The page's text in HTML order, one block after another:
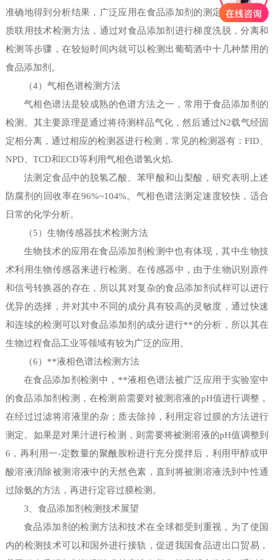
准确地得到分析结果，广泛应用在食品添加剂的测定中。利用色
质联用技术检测方法，通过对食品添加剂进行梯度洗脱，分离和
检测等步骤，在较短时间内就可以检测出葡萄酒中十几种禁用的
食品添加剂。
（4）气相色谱检测方法
气相色谱法是较成熟的色谱方法之一，常用于食品添加剂的
检测。其主要原理是通过将待测样品气化，然后通过N2载气经固
定相分离，通过相应的检测器进行检测，常见的检测器有：FID、
NPD、TCD和ECD等利用气相色谱氢火焰.
法测定食品中的脱氢乙酸、苯甲酸和山梨酸，研究表明上述
防腐剂的回收率在96%~104%。气相色谱法测定速度较快，适合
日常的化学分析。
（5）生物传感器技术检测方法
生物技术的应用在食品添加剂检测中也有体现，其中生物技
术利用生物传感器来进行检测。在传感器中，由于生物识别原件
和信号转换器的存在，所以其对复杂的食品添加剂试样可以进行
优异的选择，并对其中不同的成分具有较高的灵敏度，通过快速
和连续的检测可以对食品添加剂的成分进行**的分析，所以其在
生物过程食品工业等领域有较为广泛的应用。
（6）**液相色谱法检测方法
在食品添加剂检测中，**液相色谱法被广泛应用于实验室中
的食品添加剂检测，在检测前需要对被测溶液的pH值进行调整，
在经过过滤将溶液里的杂；质去除掉，利用定容过膜的方法进行
测定。如果是对果汁进行检测，则需要将被测溶液的pH值调整到
6，再利用一-定数量的聚酰胺粉进行充分搅拌后，利用甲醇或甲
酸溶液消除被测溶液中的天然色素，直到将被测溶液洗到中性通
过除氨的方法，再进行定容过膜检测。
3、食品添加剂检测技术展望
食品添加剂的检测方法和技术在全球都受到重视，为了使国
内的检测技术可以和国外进行接轨，促进我国食品进出口贸易，